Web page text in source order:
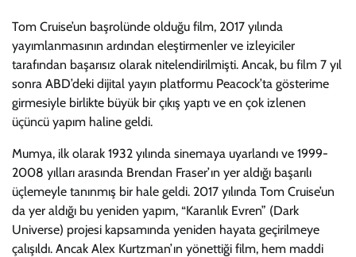
Tom Cruise’un başrolünde olduğu film, 2017 yılında
yayımlanmasının ardından eleştirmenler ve izleyiciler
tarafından başarısız olarak nitelendirilmişti. Ancak, bu film 7 yıl
sonra ABD’deki dijital yayın platformu Peacock’ta gösterime
girmesiyle birlikte büyük bir çıkış yaptı ve en çok izlenen
üçüncü yapım haline geldi.
Mumya, ilk olarak 1932 yılında sinemaya uyarlandı ve 1999-
2008 yılları arasında Brendan Fraser’ın yer aldığı başarılı
üçlemeyle tanınmış bir hale geldi. 2017 yılında Tom Cruise’un
da yer aldığı bu yeniden yapım, “Karanlık Evren” (Dark
Universe) projesi kapsamında yeniden hayata geçirilmeye
çalışıldı. Ancak Alex Kurtzman’ın yönettiği film, hem maddi